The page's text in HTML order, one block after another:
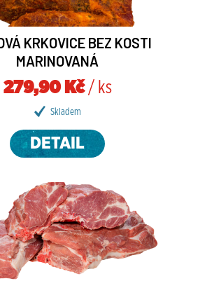
KRKOVICE BEZ KOSTI
MARINOVANÁ
279,90 Kč/ ks
Skladem
DETAIL